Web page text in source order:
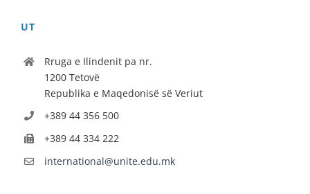
UT
Rruga e Ilindenit pa nr.
1200 Tetovë
Republika e Maqedonisë së Veriut
+389 44 356 500
+389 44 334 222
international@unite.edu.mk